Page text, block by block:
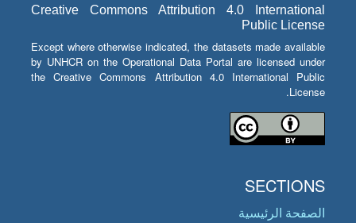
Creative Commons Attribution 4.0 International
Public License
Except where otherwise indicated, the datasets made available
by UNHCR on the Operational Data Portal are licensed under
the Creative Commons Attribution 4.0 International Public
License.
SECTIONS
الصفحة الرئيسية